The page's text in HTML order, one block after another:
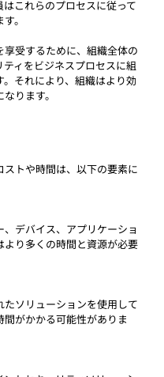
これらのプロセスに従って
。
受するために、組織全体の
ィをビジネスプロセスに組
それにより、組織はより効
ります。
トや時間は、以下の要素に
デバイス、アプリケーショ
り多くの時間と資源が必要
ソリューションを使用して
がかかる可能性がありま